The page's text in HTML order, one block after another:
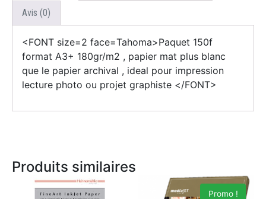
Avis (0)
<FONT size=2 face=Tahoma>Paquet 150f
format A3+ 180gr/m2 , papier mat plus blanc
que le papier archival , ideal pour impression
lecture photo ou projet graphiste </FONT>
Produits similaires
Promo !